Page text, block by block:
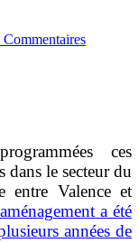
Commentaires
ces
dans le secteur du
entre Valence et
a été
années de